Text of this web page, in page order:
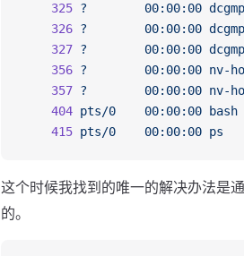
    325
?
        00:00:00
    326
?
        00:00:00
    327
?
        00:00:00
    356
?
        00:00:00
nv-
    357
?
        00:00:00
nv-
    404
pts/0
    00:00:00
bash
    415
pts/0
    00:00:00
ps
这个时候我找到的唯一的解决办法是
的。